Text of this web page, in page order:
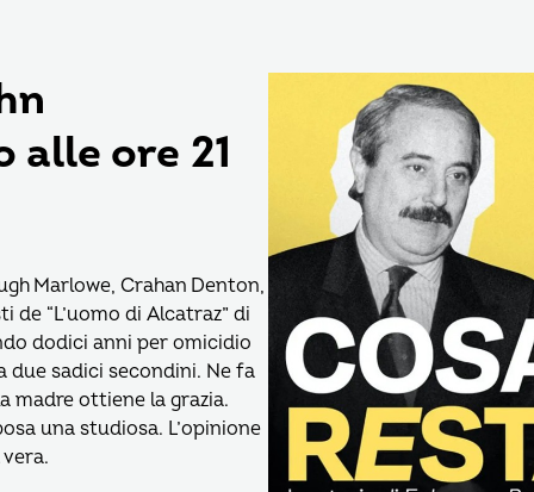
alle ore 21
Marlowe, Crahan Denton,
de “L’uomo di Alcatraz” di
dodici anni per omicidio
due sadici secondini. Ne fa
madre ottiene la grazia.
una studiosa. L’opinione